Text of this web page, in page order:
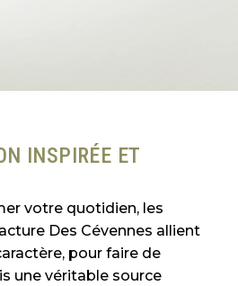
INSPIRÉE ET
votre quotidien, les
Des Cévennes allient
pour faire de
une véritable source